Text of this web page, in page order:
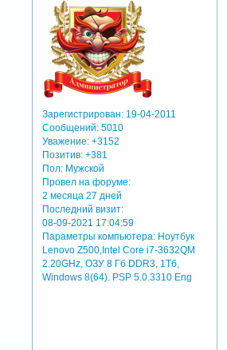
Зарегистрирован: 19-04-2011
Сообщений: 5010
Уважение: +3152
Позитив: +381
Пол: Мужской
Провел на форуме:
2 месяца 27 дней
Последний визит:
08-09-2021 17:04:59
Параметры компьютера: Ноутбук
Lenovo Z500,Intel Core i7-3632QM
2.20GHz, ОЗУ 8 Гб DDR3, 1Тб,
Windows 8(64). PSP 5.0.3310 Eng